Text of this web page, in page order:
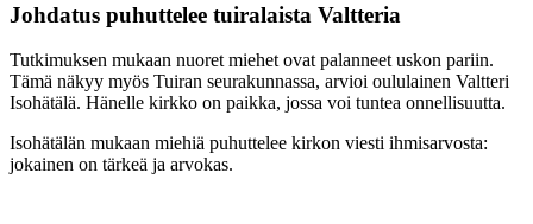
Johdatus puhuttelee tuiralaista Valtteria
Tutkimuksen mukaan nuoret miehet ovat palanneet uskon pariin.
Tämä näkyy myös Tuiran seurakunnassa, arvioi oululainen Valtteri
Isohätälä. Hänelle kirkko on paikka, jossa voi tuntea onnellisuutta.
Isohätälän mukaan miehiä puhuttelee kirkon viesti ihmisarvosta:
jokainen on tärkeä ja arvokas.